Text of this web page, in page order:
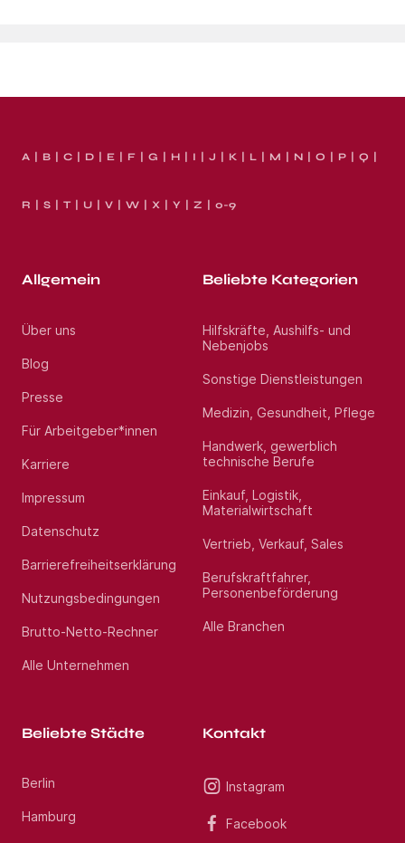
A B C D E F G H I J K L M N O P Q
R S T U V W X Y Z 0-9
Allgemein
Über uns
Blog
Presse
Für Arbeitgeber*innen
Karriere
Impressum
Datenschutz
Barrierefreiheitserklärung
Nutzungsbedingungen
Brutto-Netto-Rechner
Alle Unternehmen
Beliebte Kategorien
Hilfskräfte, Aushilfs- und
Nebenjobs
Sonstige Dienstleistungen
Medizin, Gesundheit, Pflege
Handwerk, gewerblich
technische Berufe
Einkauf, Logistik,
Materialwirtschaft
Vertrieb, Verkauf, Sales
Berufskraftfahrer,
Personenbeförderung
Alle Branchen
Beliebte Städte
Berlin
Hamburg
Kontakt
Instagram
Facebook